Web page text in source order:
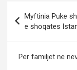
navigation
Myftinia Puke
e shoqates
Per familjet ne